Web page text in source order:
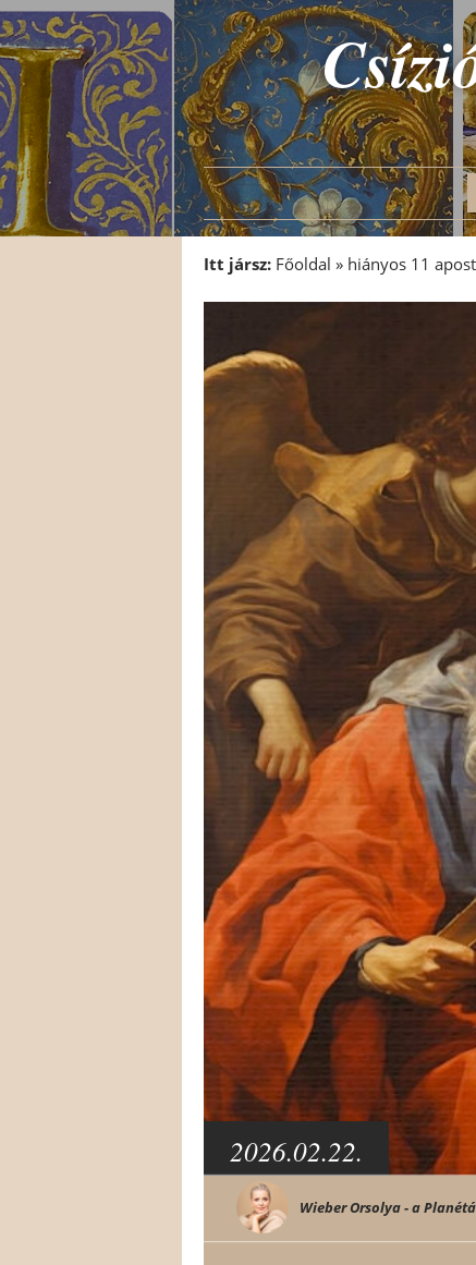
Itt jársz: Főoldal » hiányos 11
2026.02.22.
Wieber Orsolya - a